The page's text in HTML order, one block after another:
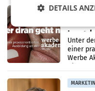
Unter
einer
Werbe
DETAILS